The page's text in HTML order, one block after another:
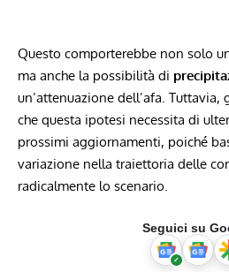
Questo comporterebbe non solo
ma anche la possibilità di
un’attenuazione dell’afa.
che questa ipotesi necessita di
prossimi aggiornamenti, poiché
variazione nella traiettoria delle
radicalmente lo scenario.
Seguici su